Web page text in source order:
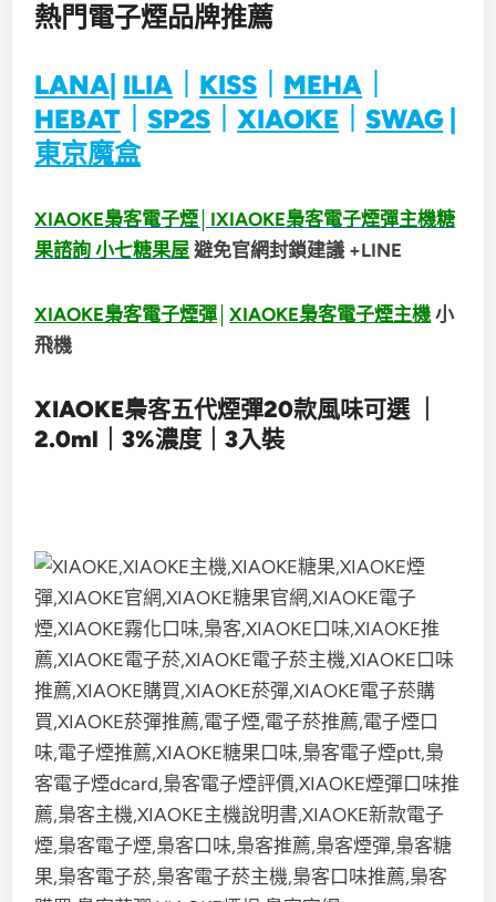
熱門電子煙品牌推薦
LANA ILIA KISS MEHA
HEBAT ｜SP2S ｜XIAOKE ｜SWAG|
東京魔盒
XIAOKE梟客電子煙│IXIAOKE梟客電子煙彈主機糖
果諮詢 小七糖果屋 避免官網封鎖建議 +LINE
XIAOKE梟客電子煙彈 │XIAOKE梟客電子煙主機 小
飛機
XIAOKE梟客五代煙彈20款風味可選 ｜
2.0ml｜3%濃度｜3入裝